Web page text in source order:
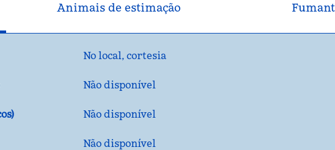
Animais de estimação
No local, cortesia
Não disponível
Não disponível
Não disponível